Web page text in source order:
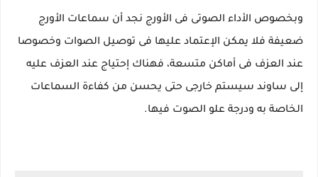
وبخصوص الأداء الصوتى فى الأورج نجد أن سماعات الأورج
ضعيفة فلا يمكن الإعتماد عليها فى توصيل الصوات وخصوصا
عند العزف فى أماكن متسعة، فهناك إحتياج عند العزف عليه
إلى ساوند سيستم خارجى حتى يحسن من كفاءة السماعات
الخاصة به ودرجة علو الصوت فيها.